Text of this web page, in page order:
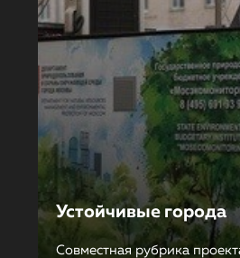
Устойчивые города
Совместная рубрика